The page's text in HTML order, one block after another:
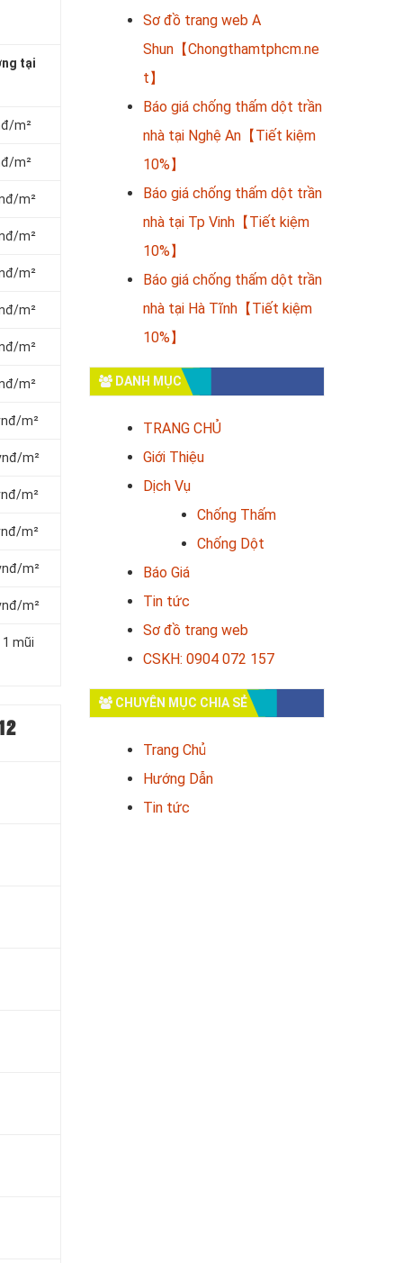
tại
m²
m²
m²
m²
m²
m²
m²
m²
m²
m²
m²
m²
m²
m²
mũi
Sơ đồ trang web A
Shun【Chongthamtphcm.ne
t】
Báo giá chống thấm dột trần
nhà tại Nghệ An【Tiết kiệm
10%】
Báo giá chống thấm dột trần
nhà tại Tp Vinh【Tiết kiệm
10%】
Báo giá chống thấm dột trần
nhà tại Hà Tĩnh【Tiết kiệm
10%】
DANH MỤC
TRANG CHỦ
Giới Thiệu
Dịch Vụ
Chống Thấm
Chống Dột
Báo Giá
Tin tức
Sơ đồ trang web
CSKH: 0904 072 157
CHUYÊN MỤC CHIA SẺ
Trang Chủ
Hướng Dẫn
Tin tức